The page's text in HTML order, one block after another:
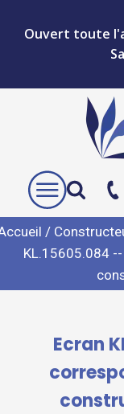
Ouvert toute
/
KL.15605.084
Ecran